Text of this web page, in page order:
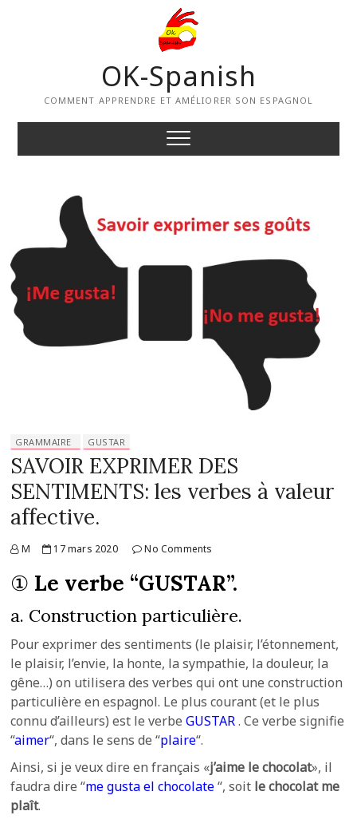
OK-Spanish
COMMENT APPRENDRE ET AMÉLIORER SON ESPAGNOL
GRAMMAIRE GUSTAR
SAVOIR EXPRIMER DES
SENTIMENTS: les verbes à valeur
affective.
M 17 mars 2020 No Comments
① Le verbe “GUSTAR”.
a. Construction particulière.
Pour exprimer des sentiments (le plaisir, l’étonnement,
le plaisir, l’envie, la honte, la sympathie, la douleur, la
gêne…) on utilisera des verbes qui ont une construction
particulière en espagnol. Le plus courant (et le plus
connu d’ailleurs) est le verbeGUSTAR. Ce verbe signifie
“aimer“, dans le sens de “plaire“.
Ainsi, si je veux dire en français «j’aime le chocolat», il
faudra dire “me gusta el chocolate“, soit le chocolat me
plaît.